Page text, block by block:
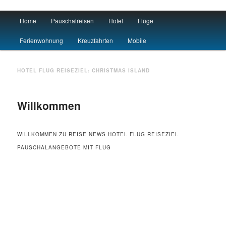
Urlaub
Skip to primary content
Skip to secondary content
Home Pauschalreisen Hotel Flüge
Ferienwohnung Kreuzfahrten Mobile
HOTEL FLUG REISEZIEL:CHRISTMAS ISLAND
Willkommen
WILLKOMMEN ZU REISE NEWS HOTEL FLUG REISEZIEL
PAUSCHALANGEBOTE MIT FLUG